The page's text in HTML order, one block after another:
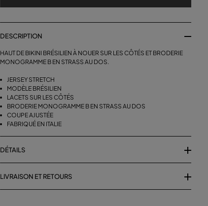
DESCRIPTION
HAUT DE BIKINI BRÉSILIEN À NOUER SUR LES CÔTÉS ET BRODERIE
MONOGRAMME B EN STRASS AU DOS.
JERSEY STRETCH
MODÈLE BRÉSILIEN
LACETS SUR LES CÔTÉS
BRODERIE MONOGRAMME B EN STRASS AU DOS
COUPE AJUSTÉE
FABRIQUÉ EN ITALIE
DÉTAILS
LIVRAISON ET RETOURS